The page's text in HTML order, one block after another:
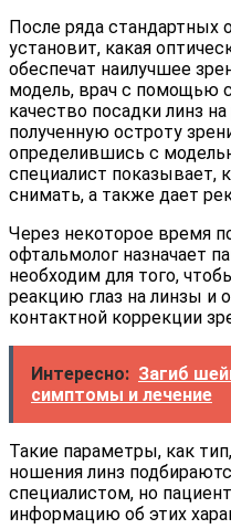
После ряда стандартных
установит, какая
обеспечат наилучшее
модель, врач с помощью
качество посадки линз
полученную остроту
определившись с
специалист показывает,
снимать, а также дает
Через некоторое время
офтальмолог назначает
необходим для того,
реакцию глаз на линзы и
контактной коррекции
Интересно: Загиб
симптомы и лечение
Такие параметры, как
ношения линз
специалистом, но
информацию об этих